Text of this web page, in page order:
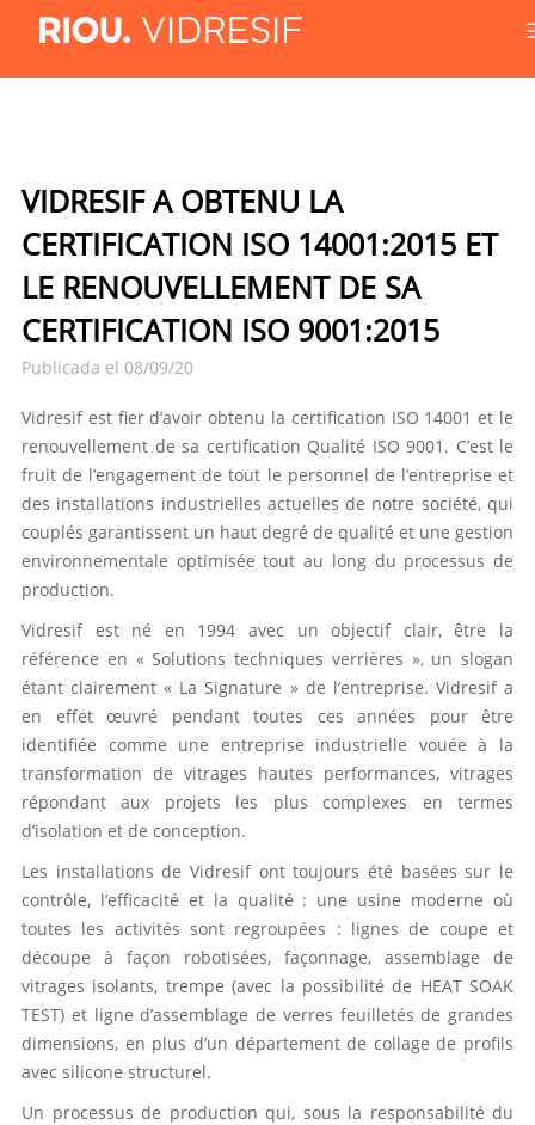
VIDRESIF A OBTENU LA
CERTIFICATION ISO 14001:2015 ET
LE RENOUVELLEMENT DE SA
CERTIFICATION ISO 9001:2015
Publicada el 08/09/20
Vidresif est fier d’avoir obtenu la certification ISO 14001 et le
renouvellement de sa certification Qualité ISO 9001. C’est le
fruit de l’engagement de tout le personnel de l’entreprise et
des installations industrielles actuelles de notre société, qui
couplés garantissent un haut degré de qualité et une gestion
environnementale optimisée tout au long du processus de
production.
Vidresif est né en 1994 avec un objectif clair, être la
référence en « Solutions techniques verrières », un slogan
étant clairement « La Signature » de l’entreprise. Vidresif a
en effet œuvré pendant toutes ces années pour être
identifiée comme une entreprise industrielle vouée à la
transformation de vitrages hautes performances, vitrages
répondant aux projets les plus complexes en termes
d’isolation et de conception.
Les installations de Vidresif ont toujours été basées sur le
contrôle, l’efficacité et la qualité : une usine moderne où
toutes les activités sont regroupées : lignes de coupe et
découpe à façon robotisées, façonnage, assemblage de
vitrages isolants, trempe (avec la possibilité de HEAT SOAK
TEST) et ligne d’assemblage de verres feuilletés de grandes
dimensions, en plus d’un département de collage de profils
avec silicone structurel.
Un processus de production qui, sous la responsabilité du